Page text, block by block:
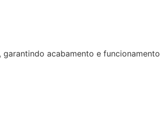
, garantindo acabamento e funcionamento